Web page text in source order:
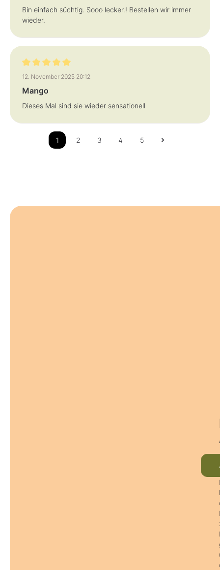
Bin einfach süchtig. Sooo lecker.! Bestellen wir immer
wieder.
Bewertung mit 5 von 5 Sternen
12. November 2025 20:12
Mango
Dieses Mal sind sie wieder sensationell
1 2 3 4 5